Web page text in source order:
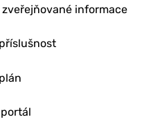
zveřejňované informace